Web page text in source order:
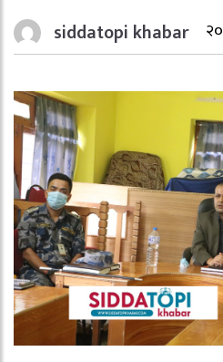
siddatopi khabar